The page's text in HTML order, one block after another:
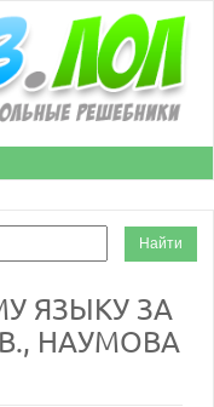
ЯЗЫКУ ЗА
НАУМОВА